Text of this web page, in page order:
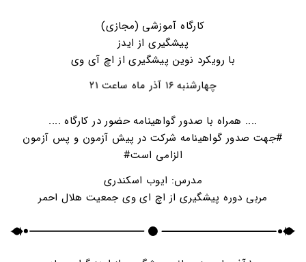
کارگاه آموزشی (مجازی)
پیشگیری از ایدز
با رویکرد نوین پیشگیری از اچ آی وی
چهارشنبه ۱۶ آذر ماه ساعت ۲۱
.... همراه با صدور گواهینامه حضور در کارگاه ....
#جهت صدور گواهینامه شرکت در پیش آزمون و پس آزمون
الزامی است#
مدرس: ایوب اسکندری
مربی دوره پیشگیری از اچ ای وی جمعیت هلال احمر